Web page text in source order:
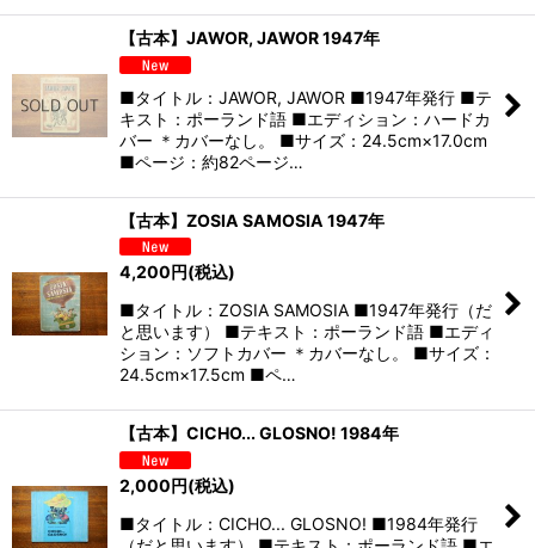
【古本】JAWOR, JAWOR 1947年
■タイトル：JAWOR, JAWOR ■1947年発行 ■テ
キスト：ポーランド語 ■エディション：ハードカ
バー ＊カバーなし。 ■サイズ：24.5cm×17.0cm
■ページ：約82ページ…
【古本】ZOSIA SAMOSIA 1947年
4,200 円(税込)
■タイトル：ZOSIA SAMOSIA ■1947年発行（だ
と思います） ■テキスト：ポーランド語 ■エディ
ション：ソフトカバー ＊カバーなし。 ■サイズ：
24.5cm×17.5cm ■ペ…
【古本】CICHO... GLOSNO! 1984年
2,000円(税込)
■タイトル：CICHO... GLOSNO! ■1984年発行